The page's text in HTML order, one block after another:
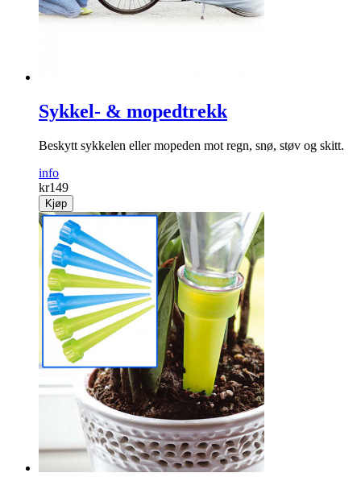
Sykkel- & mopedtrekk
Beskytt sykkelen eller mopeden mot regn, snø, støv og skitt.
info
kr149
Kjøp